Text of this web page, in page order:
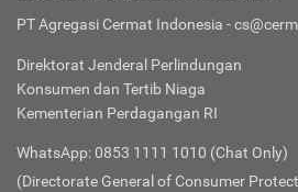
PT Agregasi Cermat Indonesia -
Direktorat Jenderal Perlindungan
Konsumen dan Tertib Niaga
Kementerian Perdagangan RI
WhatsApp: 0853 1111 1010 (Chat Only)
(Directorate General of Consumer